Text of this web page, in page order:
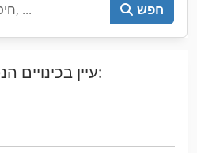
חפש
עיין בכינויים הנפוצים ביותר למכונות: